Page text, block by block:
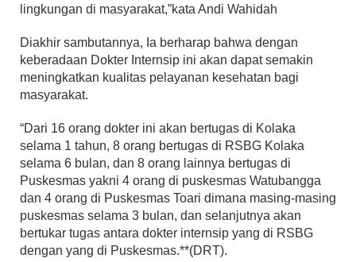
lingkungan di masyarakat,”kata Andi Wahidah
Diakhir sambutannya, Ia berharap bahwa dengan
keberadaan Dokter Internsip ini akan dapat semakin
meningkatkan kualitas pelayanan kesehatan bagi
masyarakat.
“Dari 16 orang dokter ini akan bertugas di Kolaka
selama 1 tahun, 8 orang bertugas di RSBG Kolaka
selama 6 bulan, dan 8 orang lainnya bertugas di
Puskesmas yakni 4 orang di puskesmas Watubangga
dan 4 orang di Puskesmas Toari dimana masing-masing
puskesmas selama 3 bulan, dan selanjutnya akan
bertukar tugas antara dokter internsip yang di RSBG
dengan yang di Puskesmas.**(DRT).